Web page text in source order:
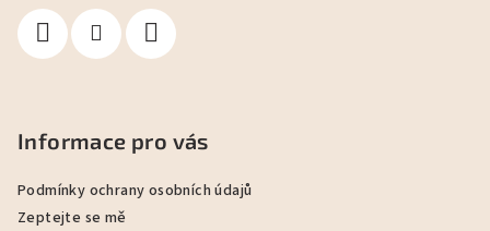
Informace pro vás
Podmínky ochrany osobních údajů
Zeptejte se mě